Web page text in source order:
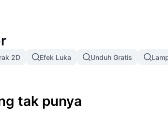
2D Efek Luka Unduh Gratis
tak punya